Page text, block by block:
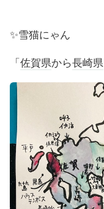
✨雪猫にゃん
「佐賀県から長崎県